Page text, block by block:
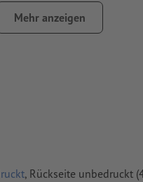
werden mitgedruckt
muss in den Druckdaten
Mehr anzeigen
, Rückseite unbedruckt